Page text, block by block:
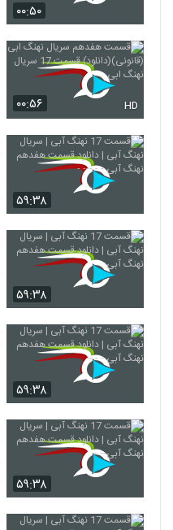
۰۰:۵۰
۰۰:۵۶ HD
۵۹:۳۸
۵۹:۳۸
۵۹:۳۸
۵۹:۳۸